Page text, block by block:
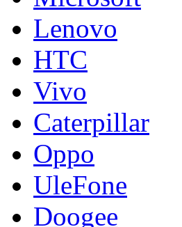
Lenovo
HTC
Vivo
Caterpillar
Oppo
UleFone
Doogee